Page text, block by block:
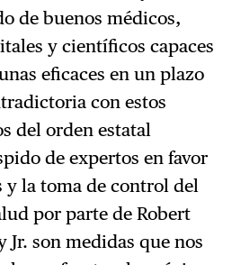
de buenos médicos,
y científicos capaces
eficaces en un plazo
con estos
del orden estatal
de expertos en favor
y la toma de control del
por parte de Robert
Jr. son medidas que nos